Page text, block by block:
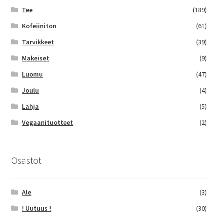
Tee
(189)
Kofeiiniton
(61)
Tarvikkeet
(39)
Makeiset
(9)
Luomu
(47)
Joulu
(4)
Lahja
(5)
Vegaanituotteet
(2)
Osastot
Ale
(3)
! Uutuus !
(30)